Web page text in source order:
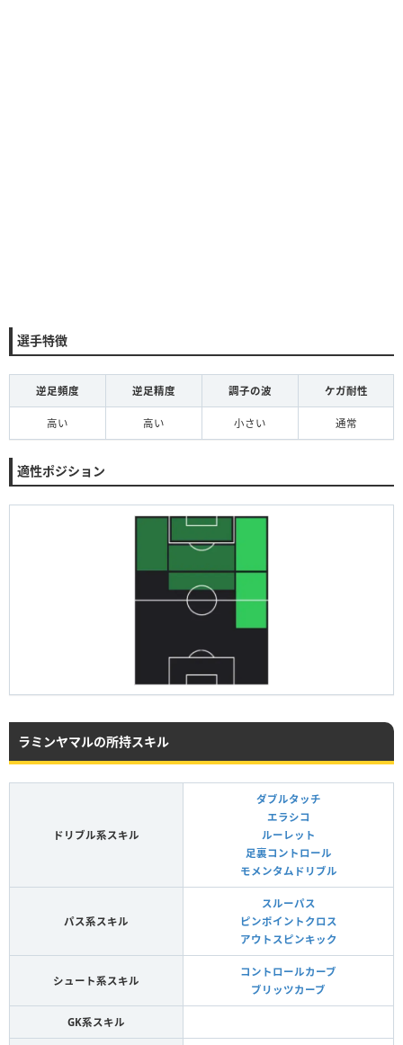
選手特徴
逆足頻度 逆足精度 調子の波 ケガ耐性
高い 高い 小さい 通常
適性ポジション
ラミンヤマルの所持スキル
ドリブル系スキル
ダブルタッチ
エラシコ
ルーレット
足裏コントロール
モメンタムドリブル
パス系スキル
スルーパス
ピンポイントクロス
アウトスピンキック
シュート系スキル
コントロールカーブ
ブリッツカーブ
GK系スキル